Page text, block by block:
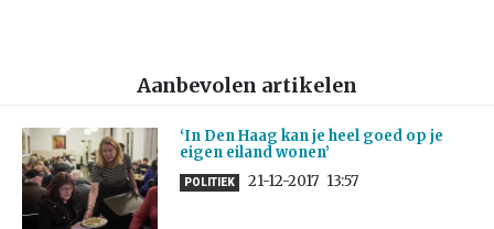
Aanbevolen artikelen
‘In Den Haag kan je heel goed op je
eigen eiland wonen’
POLITIEK 21-12-2017 13:57